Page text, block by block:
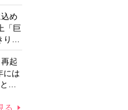
め
「巨
で
元俳
起
には
共
いた
る